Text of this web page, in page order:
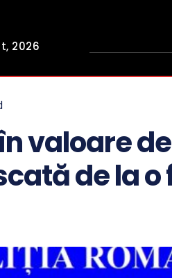
2026
valoare
de la